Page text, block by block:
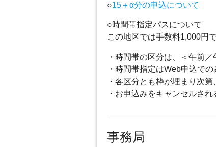
○15＋α分の申込について
○時間帯指定パスについて
この地区では手数料1,000円
・時間帯の区分は、＜午前
・時間帯指定はWeb申込での
・各区分とも枠が埋まり次第
・お申込みをキャンセルさ
事務局